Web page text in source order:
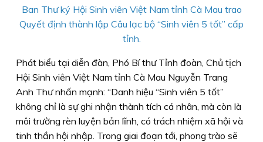
Ban Thư ký Hội Sinh viên Việt Nam tỉnh Cà Mau trao
Quyết định thành lập Câu lạc bộ “Sinh viên 5 tốt” cấp
tỉnh.
Phát biểu tại diễn đàn, Phó Bí thư Tỉnh đoàn, Chủ tịch
Hội Sinh viên Việt Nam tỉnh Cà Mau Nguyễn Trang
Anh Thư nhấn mạnh: “Danh hiệu “Sinh viên 5 tốt”
không chỉ là sự ghi nhận thành tích cá nhân, mà còn là
môi trường rèn luyện bản lĩnh, có trách nhiệm xã hội và
tinh thần hội nhập. Trong giai đoạn tới, phong trào sẽ